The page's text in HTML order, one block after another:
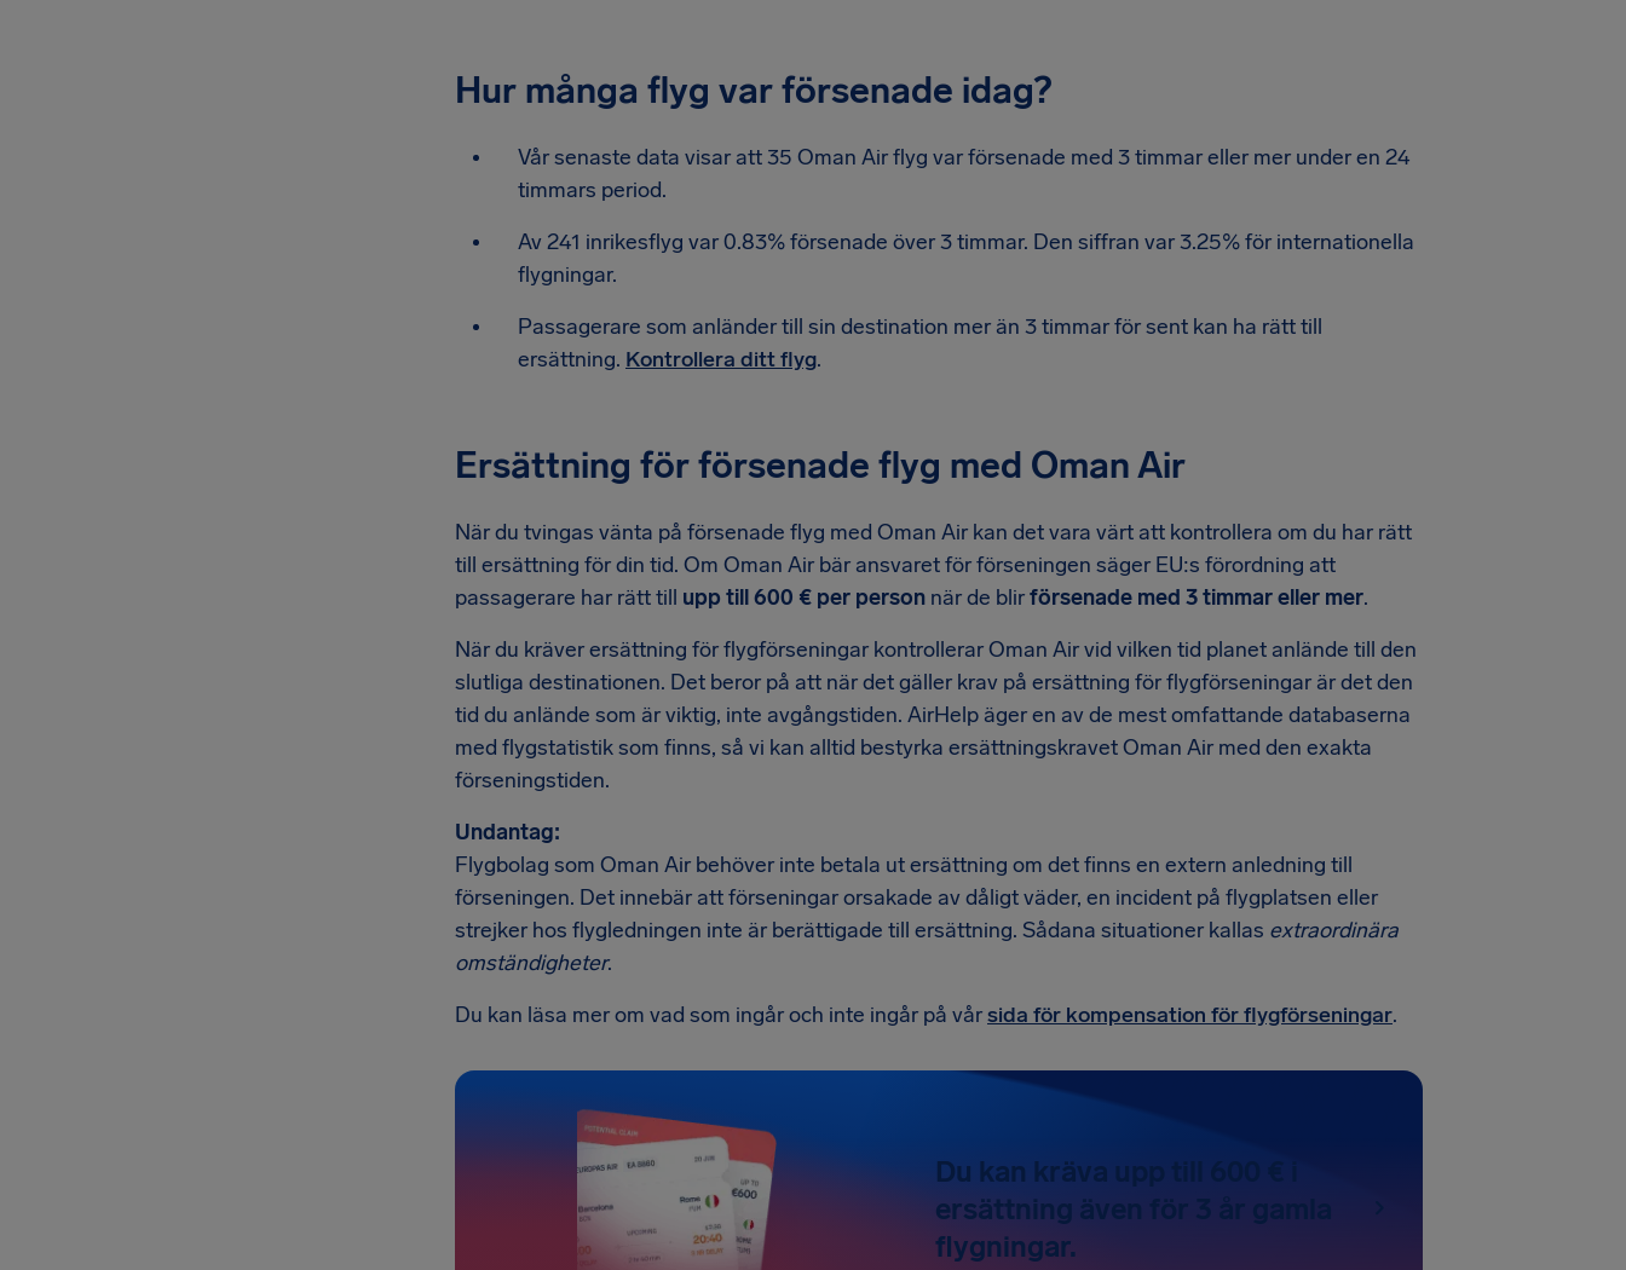
Hur många flyg var försenade idag?
Vår senaste data visar att 35 Oman Air flyg var försenade med 3 timmar eller mer under en 24
timmars period.
Av 241 inrikesflyg var 0.83% försenade över 3 timmar. Den siffran var 3.25% för internationella
flygningar.
Passagerare som anländer till sin destination mer än 3 timmar för sent kan ha rätt till
ersättning. Kontrollera ditt flyg.
Ersättning för försenade flyg med Oman Air
När du tvingas vänta på försenade flyg med Oman Air kan det vara värt att kontrollera om du har rätt
till ersättning för din tid. Om Oman Air bär ansvaret för förseningen säger EU:s förordning att
passagerare har rätt till upp till 600 € per person när de blirförsenade med 3 timmar eller mer.
När du kräver ersättning för flygförseningar kontrollerar Oman Air vid vilken tid planet anlände till den
slutliga destinationen. Det beror på att när det gäller krav på ersättning för flygförseningar är det den
tid du anlände som är viktig, inte avgångstiden. AirHelp äger en av de mest omfattande databaserna
med flygstatistik som finns, så vi kan alltid bestyrka ersättningskravet Oman Air med den exakta
förseningstiden.
Undantag:
Flygbolag som Oman Air behöver inte betala ut ersättning om det finns en extern anledning till
förseningen. Det innebär att förseningar orsakade av dåligt väder, en incident på flygplatsen eller
strejker hos flygledningen inte är berättigade till ersättning. Sådana situationer kallas extraordinära
omständigheter.
Du kan läsa mer om vad som ingår och inte ingår på vårsida för kompensation för flygförseningar.
Du kan kräva upp till 600 € i
ersättning även för 3 år gamla
flygningar.